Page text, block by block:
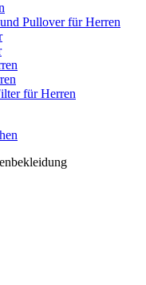
Pullover für Herren
für Herren